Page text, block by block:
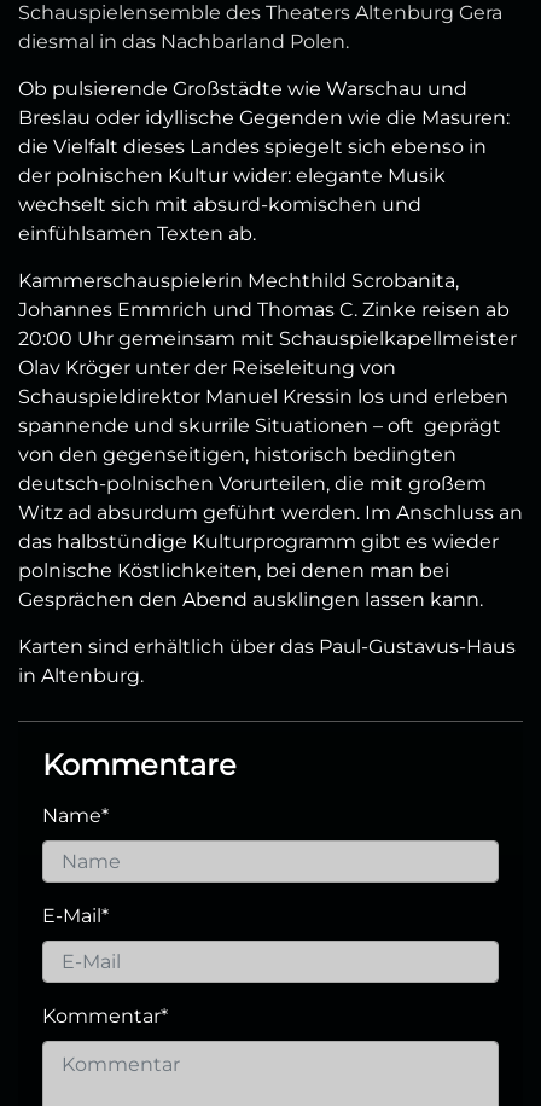
Schauspielensemble des Theaters Altenburg Gera
diesmal in das Nachbarland Polen.
Ob pulsierende Großstädte wie Warschau und
Breslau oder idyllische Gegenden wie die Masuren:
die Vielfalt dieses Landes spiegelt sich ebenso in
der polnischen Kultur wider: elegante Musik
wechselt sich mit absurd-komischen und
einfühlsamen Texten ab.
Kammerschauspielerin Mechthild Scrobanita,
Johannes Emmrich und Thomas C. Zinke reisen ab
20:00 Uhr gemeinsam mit Schauspielkapellmeister
Olav Kröger unter der Reiseleitung von
Schauspieldirektor Manuel Kressin los und erleben
spannende und skurrile Situationen – oft geprägt
von den gegenseitigen, historisch bedingten
deutsch-polnischen Vorurteilen, die mit großem
Witz ad absurdum geführt werden. Im Anschluss an
das halbstündige Kulturprogramm gibt es wieder
polnische Köstlichkeiten, bei denen man bei
Gesprächen den Abend ausklingen lassen kann.
Karten sind erhältlich über das Paul-Gustavus-Haus
in Altenburg.
Kommentare
Name*
E-Mail*
Kommentar*